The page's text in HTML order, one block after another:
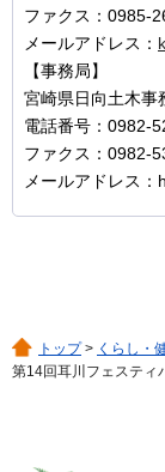
ファクス：0985-
メールアドレス：
【事務局】
宮崎県日向土木事
電話番号：0982-
ファクス：0982-
メールアドレス
トップ> くらし・
第14回耳川フェスティ